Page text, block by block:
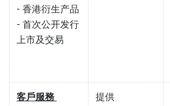
- 香港衍生产品
- 首次公开发行
上市及交易
客戶服務 提供